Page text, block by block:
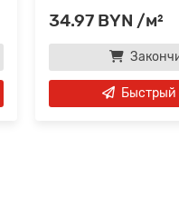
34.97 BYN /м²
Быстрый